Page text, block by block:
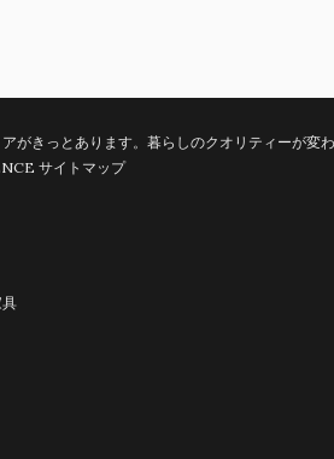
がきっとあります。暮らしのクオリティーが変
サイトマップ